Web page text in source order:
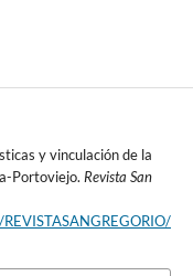
y vinculación de la
Portoviejo. Revista San